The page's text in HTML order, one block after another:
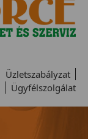
Üzletszabályzat
Ügyfélszolgálat